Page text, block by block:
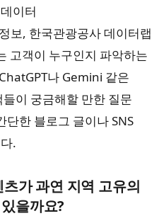
이터
보, 한국관광공사 데이터랩
고객이 누구인지 파악하는
나 Gemini 같은
이 궁금해할 만한 질문
단한 블로그 글이나 SNS
.
가 과연 지역 고유의
을까요?